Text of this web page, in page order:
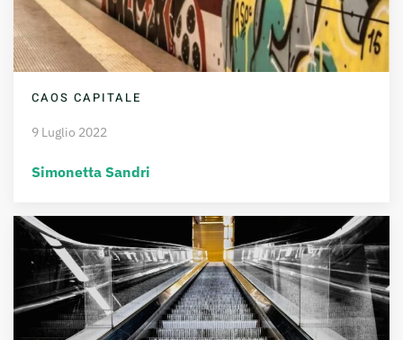
CAOS CAPITALE
9 Luglio 2022
Simonetta Sandri